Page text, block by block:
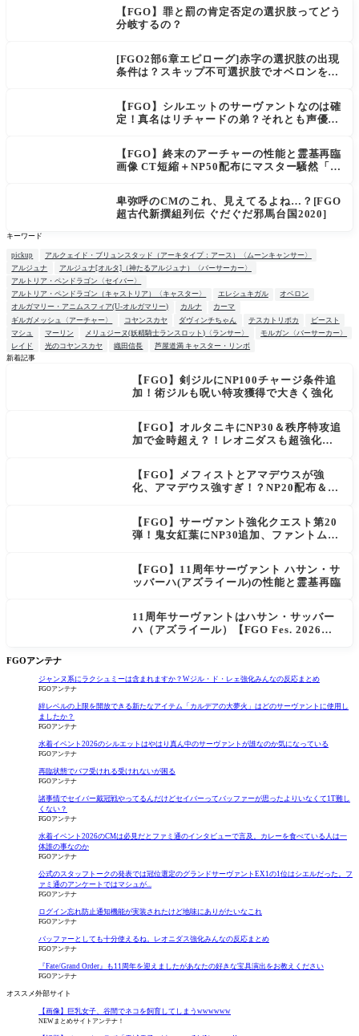
【FGO】罪と罰の肯定否定の選択肢ってどう
分岐するの？
[FGO2部6章エピローグ]赤字の選択肢の出現
条件は？スキップ不可選択肢でオベロンを疑
【FGO】シルエットのサーヴァントなのは確
定！真名はリチャードの弟？それとも声優さ
【FGO】終末のアーチャーの性能と霊基再臨
画像 CT短縮＋NP50配布にマスター騒然「普
卑弥呼のCMのこれ、見えてるよね…？[FGO
超古代新撰組列伝 ぐだぐだ邪馬台国2020]
キーワード
pickup
アルクェイド・ブリュンスタッド（アーキタイプ：アース）〈ムーンキャンサー〉
アルジュナ
アルジュナ[オルタ]（神たるアルジュナ）〈バーサーカー〉
アルトリア・ペンドラゴン〈セイバー〉
アルトリア・ペンドラゴン（キャストリア）〈キャスター〉
エレシュキガル
オベロン
オルガマリー・アニムスフィア(U-オルガマリー)
カルナ
カーマ
ギルガメッシュ〈アーチャー〉
コヤンスカヤ ダヴィンチちゃん テスカトリポカ
ビースト
マシュ
マーリン メリュジーヌ(妖精騎士ランスロット)〈ランサー〉
モルガン〈バーサーカー〉
レイド
光のコヤンスカヤ 織田信長
芦屋道満 キャスター・リンボ
新着記事
【FGO】剣ジルにNP100チャージ条件追
加！術ジルも呪い特攻獲得で大きく強化
【FGO】オルタニキにNP30＆秩序特攻追
加で金時超え？！レオニダスも超強化で
【FGO】メフィストとアマデウスが強
化、アマデウス強すぎ！？NP20配布＆Ar
【FGO】サーヴァント強化クエスト第20
弾！鬼女紅葉にNP30追加、ファントムも
【FGO】11周年サーヴァント ハサン・サ
ッバーハ(アズライール)の性能と霊基再臨
11周年サーヴァントはハサン・サッバー
ハ（アズライール）【FGO Fes. 2026】
FGOアンテナ
ジャンヌ系にラクシュミーは含まれますか？Wジル・ド・レェ強化みんなの反応まとめ
FGOアンテナ
絆レベルの上限を開放できる新たなアイテム「カルデアの大夢火」はどのサーヴァントに使用し
ましたか？
FGOアンテナ
水着イベント2026のシルエットはやはり真ん中のサーヴァントが誰なのか気になっている
FGOアンテナ
再臨状態でバフ受けれる受けれないが困る
FGOアンテナ
諸事情でセイバー戴冠戦やってるんだけどセイバーってバッファーが思ったよりいなくて1T難し
くない？
FGOアンテナ
水着イベント2026のCMは必見だとファミ通のインタビューで言及。カレーを食べている人は一
体誰の事なのか
FGOアンテナ
公式のスタッフトークの発表では冠位選定のグランドサーヴァントEX1の1位はシエルだった。フ
ァミ通のアンケートではマシュが...
FGOアンテナ
ログイン忘れ防止通知機能が実装されたけど地味にありがたいなこれ
FGOアンテナ
バッファーとしても十分使えるね。レオニダス強化みんなの反応まとめ
FGOアンテナ
『Fate/Grand Order』も11周年を迎えましたがあなたの好きな宝具演出をお教えください
FGOアンテナ
オススメ外部サイト
【画像】巨乳女子、谷間でネコを飼育してしまうwwwwww
NEWまとめサイトアンテナ！